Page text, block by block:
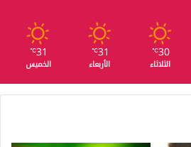
30
℃
الثلاثاء
31
℃
الأربعاء
31
℃
الخميس